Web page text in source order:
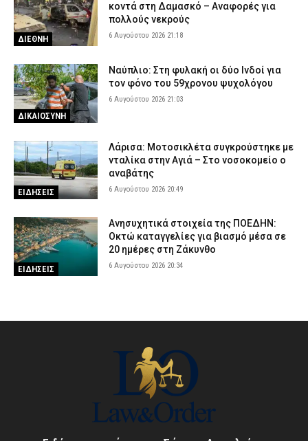
ΔΙΕΘΝΗ
κοντά στη Δαμασκό – Αναφορές για
πολλούς νεκρούς
6 Αυγούστου 2026 21:18
ΔΙΚΑΙΟΣΥΝΗ
Ναύπλιο: Στη φυλακή οι δύο Ινδοί για
τον φόνο του 59χρονου ψυχολόγου
6 Αυγούστου 2026 21:03
ΕΙΔΗΣΕΙΣ
Λάρισα: Μοτοσικλέτα συγκρούστηκε με
νταλίκα στην Αγιά – Στο νοσοκομείο ο
αναβάτης
6 Αυγούστου 2026 20:49
ΕΙΔΗΣΕΙΣ
Ανησυχητικά στοιχεία της ΠΟΕΔΗΝ:
Οκτώ καταγγελίες για βιασμό μέσα σε
20 ημέρες στη Ζάκυνθο
6 Αυγούστου 2026 20:34